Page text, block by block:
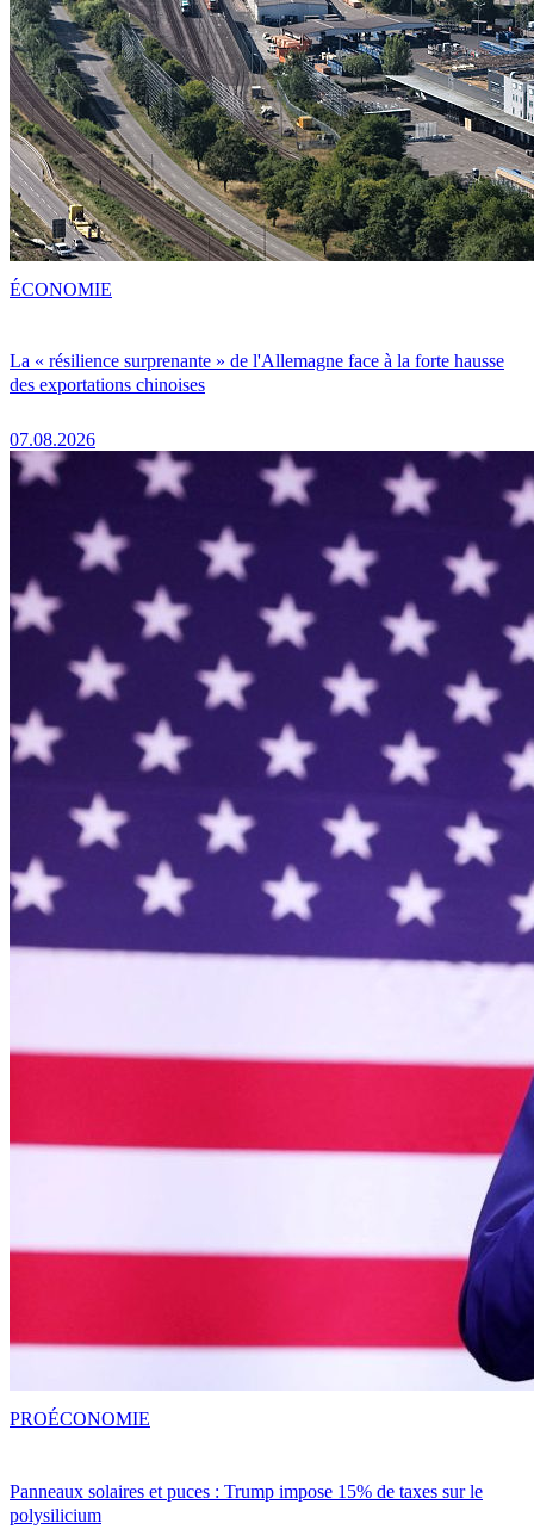
La « résilience surprenante » de l'Allemagne face à la forte hausse
des exportations chinoises
07.08.2026
ÉCONOMIE
Panneaux solaires et puces : Trump impose 15% de taxes sur le
polysilicium
PROÉCONOMIE